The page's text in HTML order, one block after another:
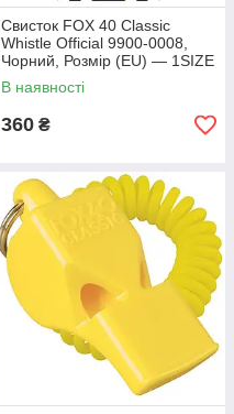
Свисток FOX 40 Classic
Whistle Official 9900-0008,
Чорний, Розмір (EU) — 1SIZE
В наявності
360 ₴